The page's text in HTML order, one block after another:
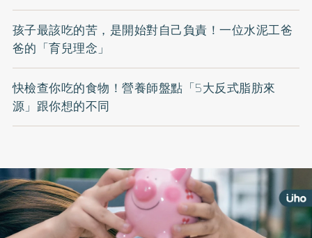
孩子最該吃的苦，是開始對自己負責！一位水泥工爸
爸的「育兒理念」
快檢查你吃的食物！營養師盤點「5大反式脂肪來
源」跟你想的不同